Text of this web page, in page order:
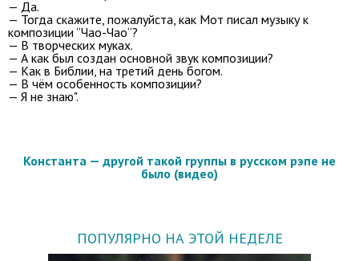
— Да.
— Тогда скажите, пожалуйста, как Мот писал музыку к
композиции “Чао-Чао“?
— В творческих муках.
— А как был создан основной звук композиции?
— Как в Библии, на третий день богом.
— В чём особенность композиции?
— Я не знаю".
Константа — другой такой группы в русском рэпе не
было (видео)
ПОПУЛЯРНО НА ЭТОЙ НЕДЕЛЕ